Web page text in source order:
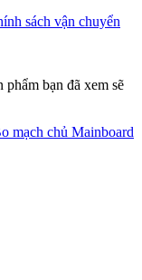
sách vận chuyển
bạn đã xem sẽ
mạch chủ Mainboard